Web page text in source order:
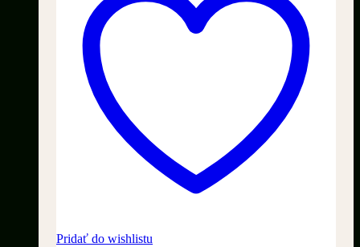
Pridať do wishlistu